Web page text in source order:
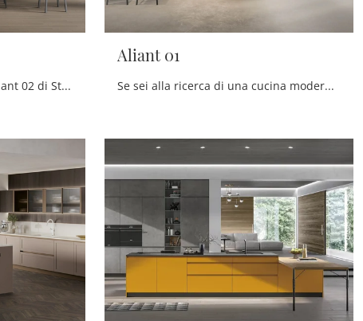
Scopri di più sulla cucina Aliant 02 di Stosa: questa soluzione in vetro sarà l'acquisto ideale per te!
Aliant 01
Se sei alla ricerca di una cucina moderna, scopri di più sul modello Aliant 01 Stosa.